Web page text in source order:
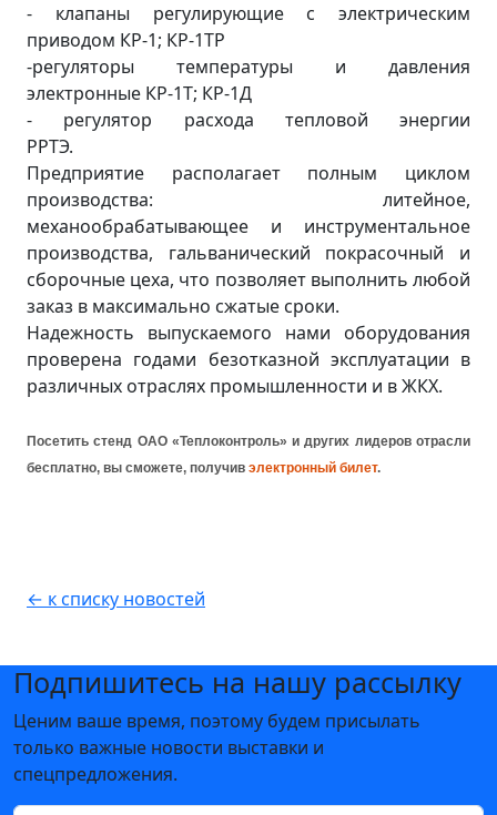
- клапаны регулирующие с электрическим
приводом КР-1; КР-1ТР
-регуляторы температуры и давления
электронные КР-1Т; КР-1Д
- регулятор расхода тепловой энергии
РРТЭ.
Предприятие располагает полным циклом
производства: литейное,
механообрабатывающее и инструментальное
производства, гальванический покрасочный и
сборочные цеха, что позволяет выполнить любой
заказ в максимально сжатые сроки.
Надежность выпускаемого нами оборудования
проверена годами безотказной эксплуатации в
различных отраслях промышленности и в ЖКХ.
Посетить стенд ОАО «Теплоконтроль» и других лидеров отрасли
бесплатно, вы сможете, получив электронный билет.
← к списку новостей
Подпишитесь на нашу рассылку
Ценим ваше время, поэтому будем присылать
только важные новости выставки и
спецпредложения.